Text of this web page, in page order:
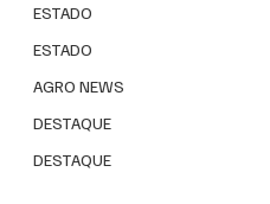
ESTADO
ESTADO
AGRO NEWS
DESTAQUE
DESTAQUE